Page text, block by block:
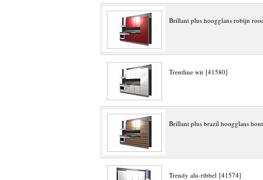
Brillant plus hoogglans robijn
Trentline wit [41580]
Brillant plus brazil hoogglans
Trendy alu-ribbel [41574]